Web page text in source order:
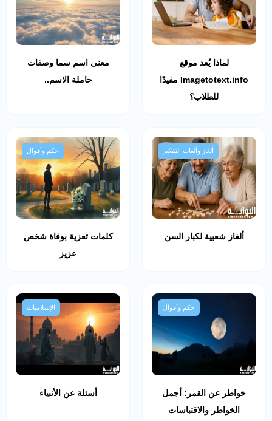
لماذا يُعد موقع
Imagetotext.info مفيدًا
للطلاب؟
معنى اسم سما وصفات
حاملة الاسم..
ألغاز وألعاب التفكير
ألغاز شعبية لكبار السن
حكم وأقوال
كلمات تعزية بوفاة شخص
عزيز
حكم وأقوال
خواطر عن القمر: أجمل
الخواطر والاقتباسات
الإسلاميات
أسئلة عن الأنبياء